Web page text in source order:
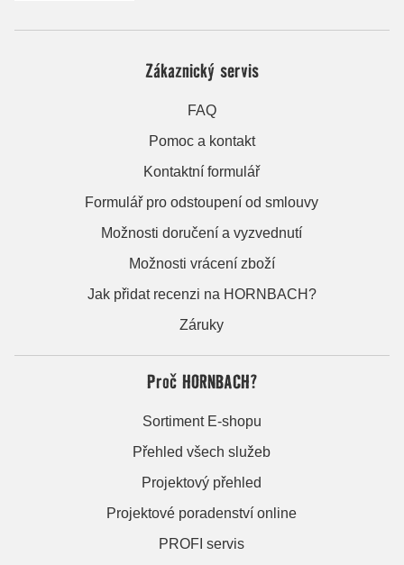
Zákaznický servis
FAQ
Pomoc a kontakt
Kontaktní formulář
Formulář pro odstoupení od smlouvy
Možnosti doručení a vyzvednutí
Možnosti vrácení zboží
Jak přidat recenzi na HORNBACH?
Záruky
Proč HORNBACH?
Sortiment E-shopu
Přehled všech služeb
Projektový přehled
Projektové poradenství online
PROFI servis